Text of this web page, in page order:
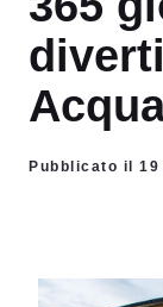
Pubblicato il 19